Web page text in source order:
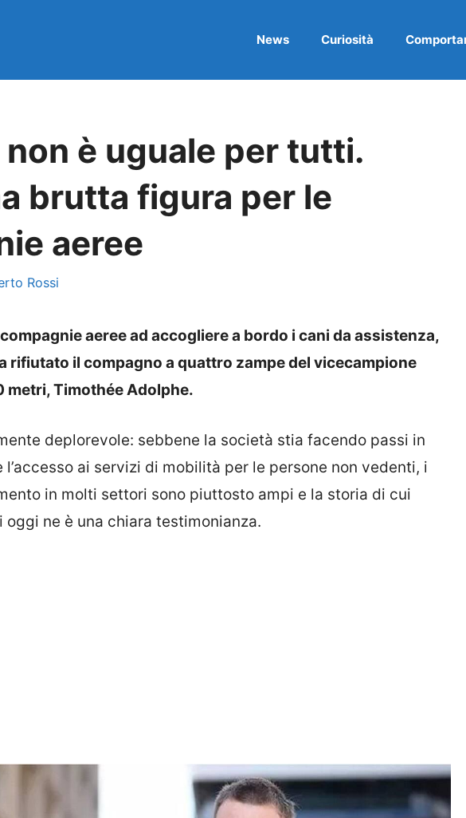
News Curiosità
non è uguale per tutti.
brutta figura per le
aeree
Rossi
aeree ad accogliere a bordo i cani da assistenza,
rifiutato il compagno a quattro zampe del vicecampione
metri, Timothée Adolphe.
deplorevole: sebbene la società stia facendo passi in
ai servizi di mobilità per le persone non vedenti, i
in molti settori sono piuttosto ampi e la storia di cui
ne è una chiara testimonianza.